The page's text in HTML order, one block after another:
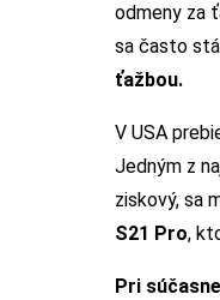
odmeny za
sa často
ťažbou.
V USA
Jedným z
ziskový, sa
S21 Pro,
Pri